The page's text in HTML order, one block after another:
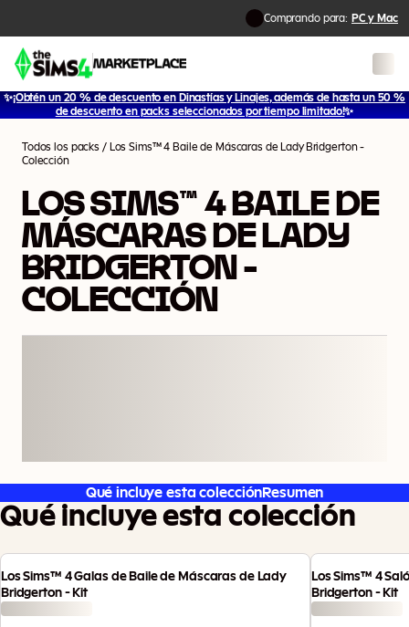
Comprando para: PC y Mac
✨¡Obtén un 20 % de descuento en Dinastías y Linajes, además de hasta un 50 %
de descuento en packs seleccionados por tiempo limitado!✨
1/5
Todos los packs /
Los Sims™ 4 Baile de Máscaras de Lady Bridgerton -
Colección
LOS SIMS™ 4 BAILE DE
MÁSCARAS DE LADY
BRIDGERTON -
COLECCIÓN
Qué incluye esta colecciónResumen
Qué incluye esta colección
Los Sims™ 4 Galas de Baile de Máscaras de Lady
Bridgerton - Kit
Los Sims™ 4
Bridgerton - Kit